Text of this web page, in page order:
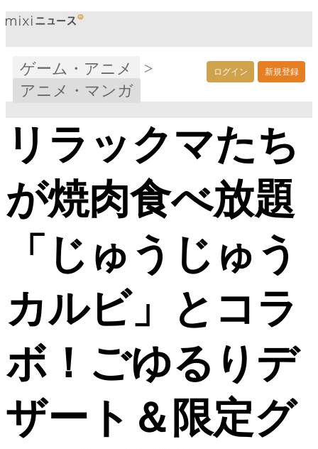
ログイン 新規登録
ゲーム・アニメ
>
アニメ・マンガ
リラックマたち
が焼肉食べ放題
「じゅうじゅう
カルビ」とコラ
ボ！ごゆるりデ
ザート＆限定グ